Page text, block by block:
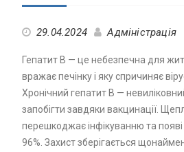
29.04.2024 Адміністрація
Гепатит B — це небезпечна для
вражає печінку і яку спричиняє
Хронічний гепатит В —
запобігти завдяки вакцинації.
перешкоджає інфікуванню та появі
96%. Захист зберігається